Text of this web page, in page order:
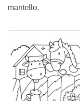
mantello.